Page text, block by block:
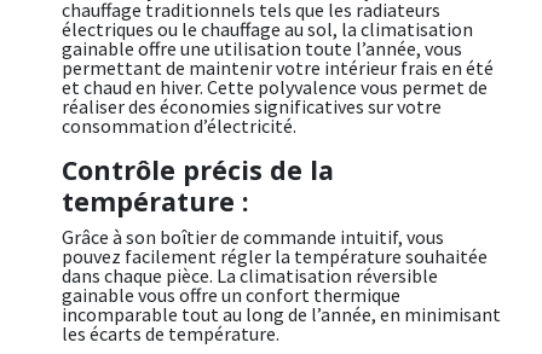
chauffage traditionnels tels que les radiateurs
électriques ou le chauffage au sol, la climatisation
gainable offre une utilisation toute l’année, vous
permettant de maintenir votre intérieur frais en été
et chaud en hiver. Cette polyvalence vous permet de
réaliser des économies significatives sur votre
consommation d’électricité.
Contrôle précis de la
température :
Grâce à son boîtier de commande intuitif, vous
pouvez facilement régler la température souhaitée
dans chaque pièce. La climatisation réversible
gainable vous offre un confort thermique
incomparable tout au long de l’année, en minimisant
les écarts de température.